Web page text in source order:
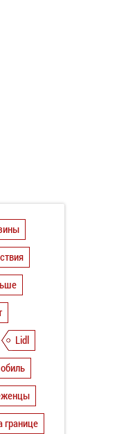
Lidl
границе